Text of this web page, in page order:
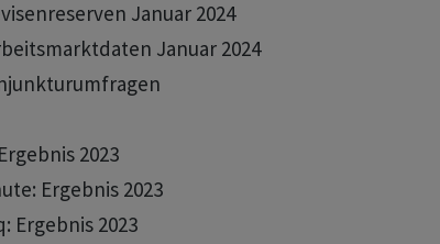
Januar 2024
Arbeitsmarktdaten Januar 2024
2023
Ergebnis 2023
Ergebnis 2023